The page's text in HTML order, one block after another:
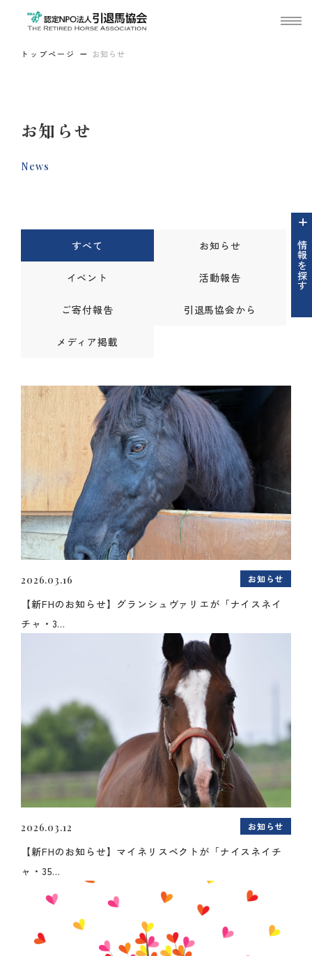
トップページ お知らせ
お知らせ
News
情報を探す
すべて お知らせ
イベント 活動報告
ご寄付報告 引退馬協会から
メディア掲載
2026.03.16 お知らせ
【新FHのお知らせ】グランシュヴァリエが「ナイスネイ
チャ・3...
2026.03.12 お知らせ
【新FHのお知らせ】マイネリスペクトが「ナイスネイチ
ャ・35...